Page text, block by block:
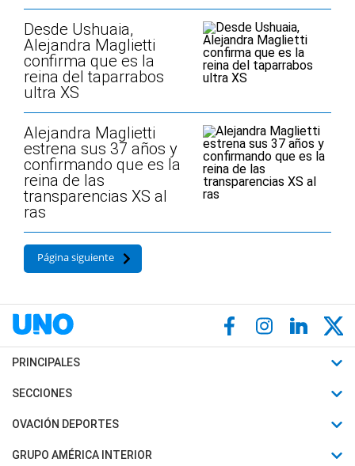
Desde Ushuaia,
Alejandra Maglietti
confirma que es la
reina del taparrabos
ultra XS
Alejandra Maglietti
estrena sus 37 años y
confirmando que es la
reina de las
transparencias XS al
ras
Página siguiente
PRINCIPALES
Últimas Noticias
Política
SECCIONES
Horóscopo
Motores
OVACIÓN DEPORTES
Fútbol
GRUPO AMÉRICA INTERIOR